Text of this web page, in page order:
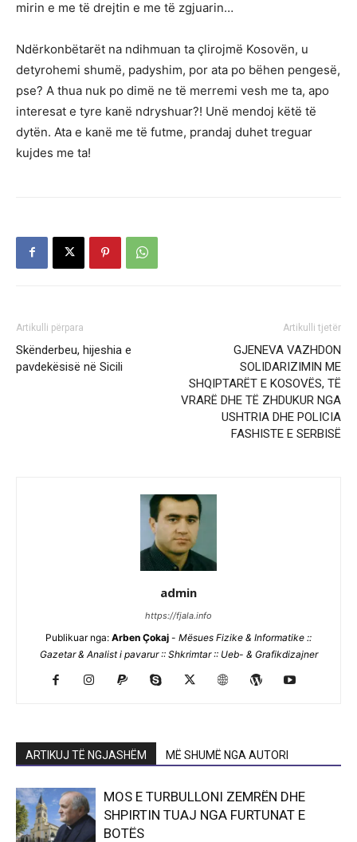
mirin e me të drejtin e me të zgjuarin…
Ndërkonbëtarët na ndihmuan ta çlirojmë Kosovën, u
detyrohemi shumë, padyshim, por ata po bëhen pengesë,
pse? A thua nuk po dimë ne të merremi vesh me ta, apo
interesat e tyre kanë ndryshuar?! Unë mendoj këtë të
dytën. Ata e kanë me të futme, prandaj duhet treguar
kujdes me ta!
Artikulli përpara
Skënderbeu, hijeshia e
pavdekësisë në Sicili
Artikulli tjetër
GJENEVA VAZHDON
SOLIDARIZIMIN ME
SHQIPTARËT E KOSOVËS, TË
VRARË DHE TË ZHDUKUR NGA
USHTRIA DHE POLICIA
FASHISTE E SERBISË
admin
https://fjala.info
Publikuar nga: Arben Çokaj - Mësues Fizike & Informatike ::
Gazetar & Analist i pavarur :: Shkrimtar :: Ueb- & Grafikdizajner
ARTIKUJ TË NGJASHËM MË SHUMË NGA AUTORI
MOS E TURBULLONI ZEMRËN DHE
SHPIRTIN TUAJ NGA FURTUNAT E
BOTËS